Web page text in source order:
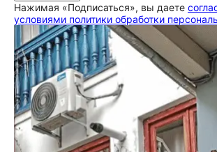
Нажимая «Подписаться», вы даете
условиями политики обработки